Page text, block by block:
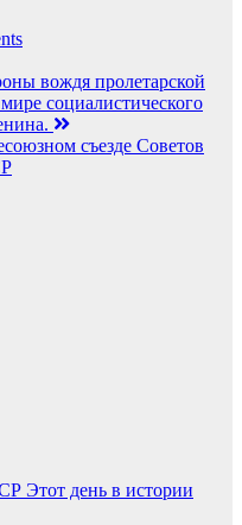
вождя пролетарской
социалистического
съезде Советов
Этот день в истории